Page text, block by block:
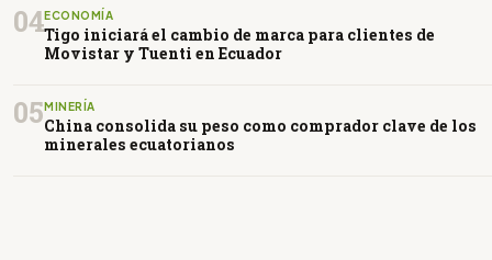
04ECONOMÍA
Tigo iniciará el cambio de marca para clientes de
Movistar y Tuenti en Ecuador
05MINERÍA
China consolida su peso como comprador clave de los
minerales ecuatorianos